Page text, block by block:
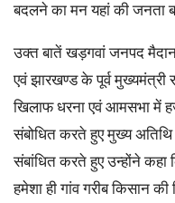
बदलने का मन यहां की जनता
उक्त बातें खड़गवां जनपद मैदान
एवं झारखण्ड के पूर्व
खिलाफ धरना एवं आमसभा में
संबोधित करते हुए मुख्य
संबांधित करते हुए उन्होंने कहा
हमेशा ही गांव गरीब किसान